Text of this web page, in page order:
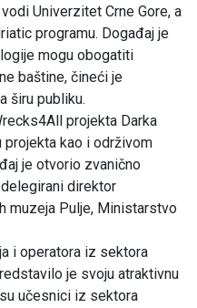
Univerzitet Crne Gore, a
programu. Događaj je
mogu obogatiti
baštine, čineći je
širu publiku.
projekta Darka
projekta kao i održivom
je otvorio zvanično
direktor
muzeja Pulje, Ministarstvo
i operatora iz sektora
je svoju atraktivnu
učesnici iz sektora